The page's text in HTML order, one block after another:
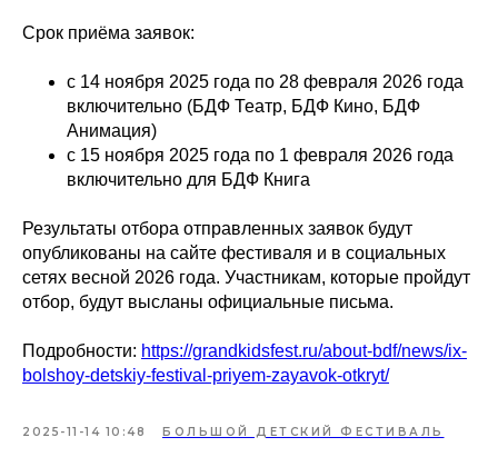
Срок приёма заявок:
с 14 ноября 2025 года по 28 февраля 2026 года
включительно (БДФ Театр, БДФ Кино, БДФ
Анимация)
с 15 ноября 2025 года по 1 февраля 2026 года
включительно для БДФ Книга
Результаты отбора отправленных заявок будут
опубликованы на сайте фестиваля и в социальных
сетях весной 2026 года. Участникам, которые пройдут
отбор, будут высланы официальные письма.
Подробности: https://grandkidsfest.ru/about-bdf/news/ix-
bolshoy-detskiy-festival-priyem-zayavok-otkryt/
2025-11-14 10:48 БОЛЬШОЙ ДЕТСКИЙ ФЕСТИВАЛЬ